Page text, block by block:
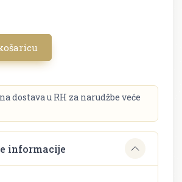
dostava u RH za narudžbe veće
informacije